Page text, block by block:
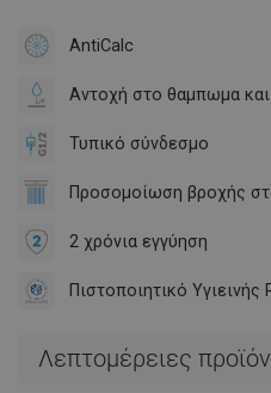
AntiCalc
Αντοχή στο θαμπωμα
Τυπικό σύνδεσμο
Προσομοίωση βροχής
2 χρόνια εγγύηση
Πιστοποιητικό Υγιεινής
Λεπτομέρειες